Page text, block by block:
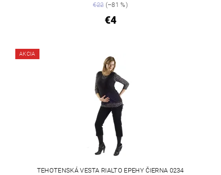
€22(–81 %)
€4
AKCIA
TEHOTENSKÁ VESTA RIALTO EPEHY ČIERNA 0234